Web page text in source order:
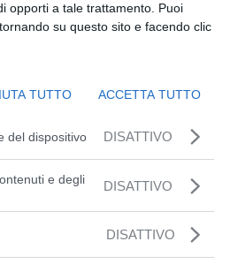
opporti a tale trattamento. Puoi
su questo sito e facendo clic
TUTTO ACCETTA TUTTO
del dispositivo DISATTIVO
e degli
DISATTIVO
DISATTIVO